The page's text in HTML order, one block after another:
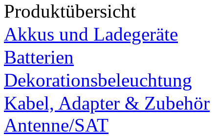
Produktübersicht
Akkus und Ladegeräte
Batterien
Dekorationsbeleuchtung
Kabel, Adapter & Zubehör
Antenne/SAT